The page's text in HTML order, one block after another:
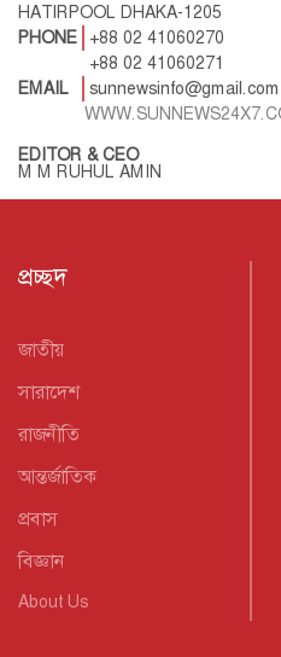
HATIRPOOL DHAKA-1205
PHONE
+88 02 41060270
+88 02 41060271
EMAIL
sunnewsinfo@gmail.com
EDITOR & CEO
M M RUHUL AMIN
প্রচ্ছদ
জাতীয়
সারাদেশ
রাজনীতি
আন্তর্জাতিক
প্রবাস
বিজ্ঞান
About Us